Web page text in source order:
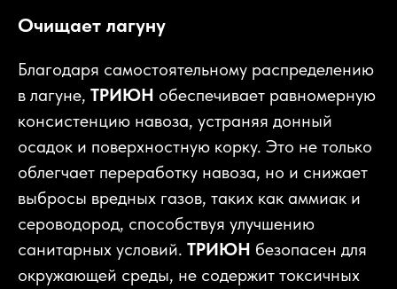
Очищает лагуну
Благодаря самостоятельному распределению
в лагуне, ТРИЮН обеспечивает равномерную
консистенцию навоза, устраняя донный
осадок и поверхностную корку. Это не только
облегчает переработку навоза, но и снижает
выбросы вредных газов, таких как аммиак и
сероводород, способствуя улучшению
санитарных условий. ТРИЮН безопасен для
окружающей среды, не содержит токсичных